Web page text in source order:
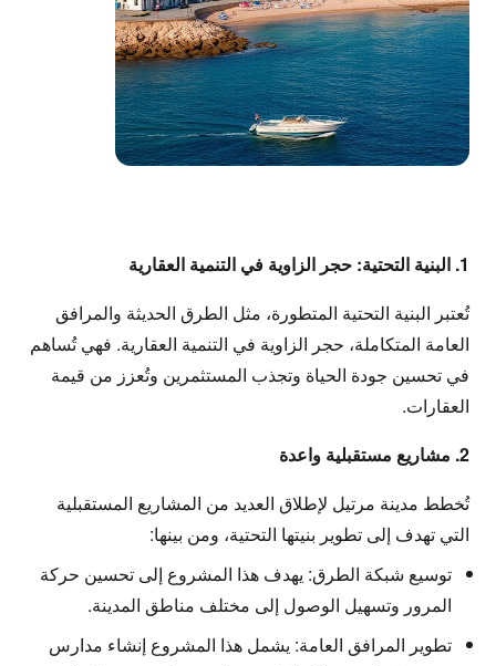
1. البنية التحتية: حجر الزاوية في التنمية العقارية
تُعتبر البنية التحتية المتطورة، مثل الطرق الحديثة والمرافق
العامة المتكاملة، حجر الزاوية في التنمية العقارية. فهي تُساهم
في تحسين جودة الحياة وتجذب المستثمرين وتُعزز من قيمة
العقارات.
2. مشاريع مستقبلية واعدة
تُخطط مدينة مرتيل لإطلاق العديد من المشاريع المستقبلية
التي تهدف إلى تطوير بنيتها التحتية، ومن بينها:
توسيع شبكة الطرق: يهدف هذا المشروع إلى تحسين حركة
المرور وتسهيل الوصول إلى مختلف مناطق المدينة.
تطوير المرافق العامة: يشمل هذا المشروع إنشاء مدارس